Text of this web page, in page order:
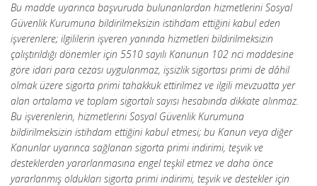
Bu madde uyarınca başvuruda bulunanlardan hizmetlerini Sosyal
Güvenlik Kurumuna bildirilmeksizin istihdam ettiğini kabul eden
işverenlere; ilgililerin işveren yanında hizmetleri bildirilmeksizin
çalıştırıldığı dönemler için 5510 sayılı Kanunun 102 nci maddesine
göre idari para cezası uygulanmaz, işsizlik sigortası primi de dâhil
olmak üzere sigorta primi tahakkuk ettirilmez ve ilgili mevzuatta yer
alan ortalama ve toplam sigortalı sayısı hesabında dikkate alınmaz.
Bu işverenlerin, hizmetlerini Sosyal Güvenlik Kurumuna
bildirilmeksizin istihdam ettiğini kabul etmesi; bu Kanun veya diğer
Kanunlar uyarınca sağlanan sigorta primi indirimi, teşvik ve
desteklerden yararlanmasına engel teşkil etmez ve daha önce
yararlanmış oldukları sigorta primi indirimi, teşvik ve destekler için